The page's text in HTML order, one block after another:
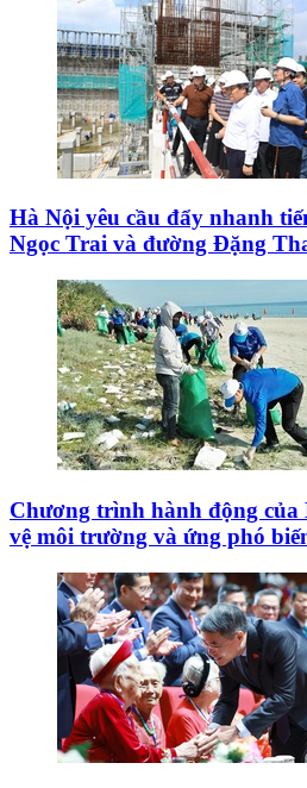
Hà Nội yêu cầu đẩy nhanh
Ngọc Trai và đường Đặng
Chương trình hành động của
vệ môi trường và ứng phó